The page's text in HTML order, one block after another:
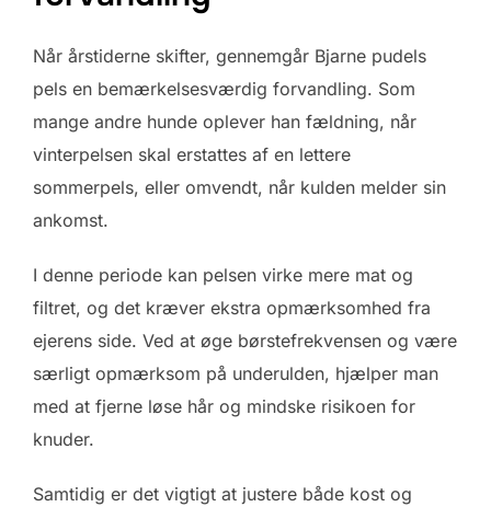
Når årstiderne skifter, gennemgår Bjarne pudels
pels en bemærkelsesværdig forvandling. Som
mange andre hunde oplever han fældning, når
vinterpelsen skal erstattes af en lettere
sommerpels, eller omvendt, når kulden melder sin
ankomst.
I denne periode kan pelsen virke mere mat og
filtret, og det kræver ekstra opmærksomhed fra
ejerens side. Ved at øge børstefrekvensen og være
særligt opmærksom på underulden, hjælper man
med at fjerne løse hår og mindske risikoen for
knuder.
Samtidig er det vigtigt at justere både kost og